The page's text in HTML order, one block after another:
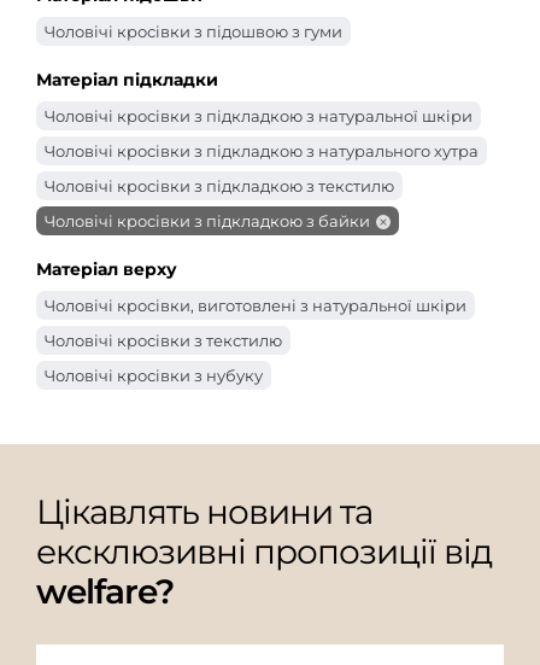
Чоловічі кросівки з підошвою з гуми
Матеріал підкладки
Чоловічі кросівки з підкладкою з натуральної шкіри
Чоловічі кросівки з підкладкою з натурального хутра
Чоловічі кросівки з підкладкою з текстилю
Чоловічі кросівки з підкладкою з байки
Матеріал верху
Чоловічі кросівки, виготовлені з натуральної шкіри
Чоловічі кросівки з текстилю
Чоловічі кросівки з нубуку
Цікавлять новини та
ексклюзивні пропозиції від
welfare?